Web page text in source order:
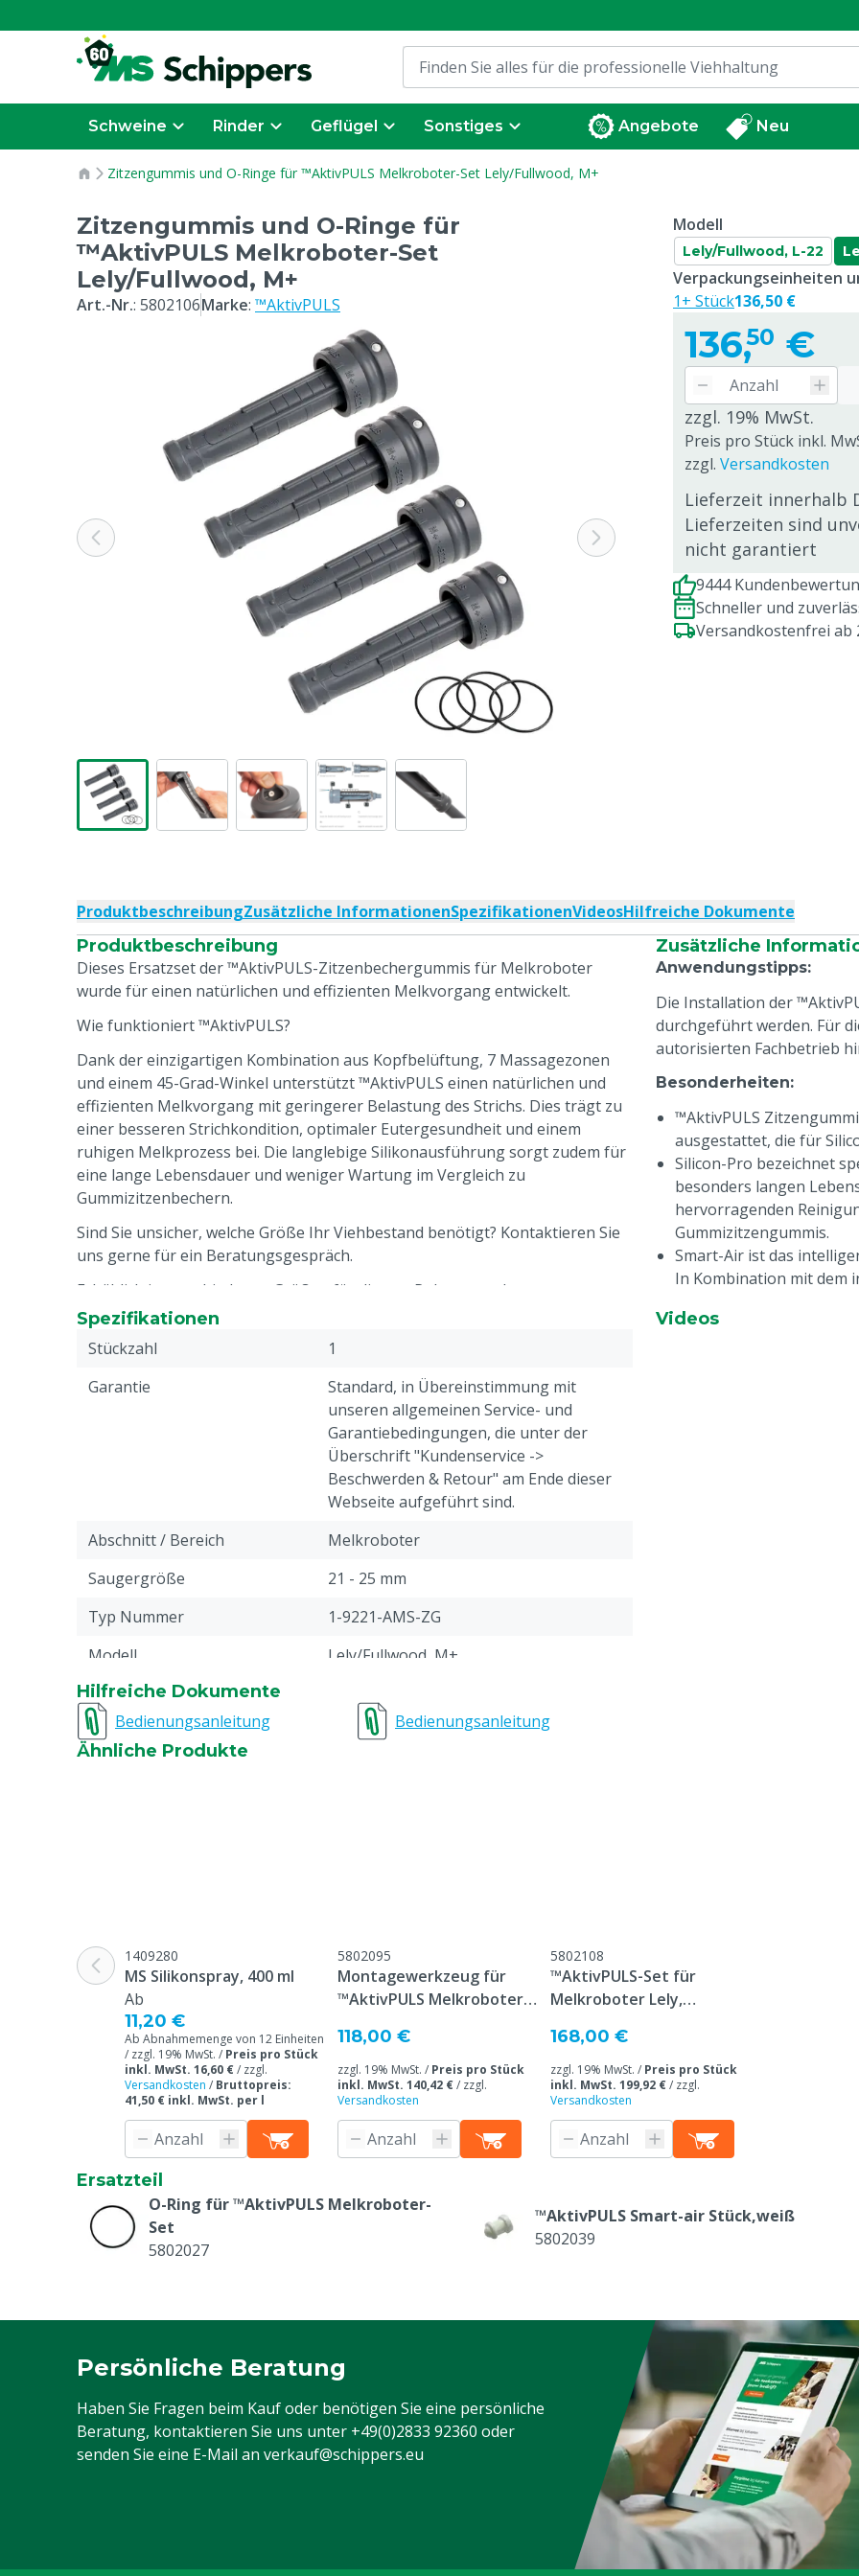
Schweine Rinder Geflügel Sonstiges Angebote Neu
Zitzengummis und O-Ringe für ™AktivPULS Melkroboter-Set Lely/Fullwood, M+
Zitzengummis und O-Ringe für
™AktivPULS Melkroboter-Set
Lely/Fullwood, M+
Art.-Nr.: 5802106Marke: ™AktivPULS
Modell
Lely/Fullwood, L-22
136,50 €
zzgl. 19% MwSt.
Preis pro Stück inkl.
zzgl. Versandkosten
Lieferzeit innerhalb
Lieferzeiten sind
nicht garantiert
Verpackungseinheiten
1+ Stück136,50 €
9444
Schneller und
Versandkostenfrei ab
ProduktbeschreibungZusätzliche InformationenSpezifikationenVideosHilfreiche Dokumente
Produktbeschreibung
Dieses Ersatzset der ™AktivPULS-Zitzenbechergummis für Melkroboter
wurde für einen natürlichen und effizienten Melkvorgang entwickelt.
Wie funktioniert ™AktivPULS?
Dank der einzigartigen Kombination aus Kopfbelüftung, 7 Massagezonen
und einem 45-Grad-Winkel unterstützt ™AktivPULS einen natürlichen und
effizienten Melkvorgang mit geringerer Belastung des Strichs. Dies trägt zu
einer besseren Strichkondition, optimaler Eutergesundheit und einem
ruhigen Melkprozess bei. Die langlebige Silikonausführung sorgt zudem für
eine lange Lebensdauer und weniger Wartung im Vergleich zu
Gummizitzenbechern.
Sind Sie unsicher, welche Größe Ihr Viehbestand benötigt? Kontaktieren Sie
uns gerne für ein Beratungsgespräch.
Erhältlich in verschiedenen Größen für diverse Robotermarken.
Weniger Stress, mehr Milch
Schneller und vor allem besser ausgemolken
Gesunde, gut durchblutete, weiche und trockene Zitzen
Effektive und natürliche Massage
Wartungsarm, lange Lebensdauer
Zusätzliche
Anwendungstipps:
Die Installation der
durchgeführt werden. Für
autorisierten Fachbetrieb
Besonderheiten:
™AktivPULS
ausgestattet, die für
Silicon-Pro bezeichnet
besonders langen
hervorragenden
Gummizitzengummis.
Smart-Air ist das
In Kombination mit dem
außen ins Innere
Spezifikationen
Stückzahl
1
Garantie
Standard, in Übereinstimmung mit
unseren allgemeinen Service- und
Garantiebedingungen, die unter der
Überschrift "Kundenservice ->
Beschwerden & Retour" am Ende dieser
Webseite aufgeführt sind.
Abschnitt / Bereich
Melkroboter
Saugergröße
21 - 25 mm
Typ Nummer
1-9221-AMS-ZG
Modell
Lely/Fullwood, M+
Videos
Hilfreiche Dokumente
Bedienungsanleitung
Bedienungsanleitung
Ähnliche Produkte
1409280
MS Silikonspray, 400 ml
Ab
11,20 €
Ab Abnahmemenge von 12 Einheiten
/ zzgl. 19% MwSt. / Preis pro Stück
inkl. MwSt. 16,60 €/ zzgl.
Versandkosten / Bruttopreis:
41,50 € inkl. MwSt. per l
5802095
Montagewerkzeug für
™AktivPULS Melkroboter-
118,00 €
zzgl. 19% MwSt. / Preis pro Stück
inkl. MwSt. 140,42 €/ zzgl.
Versandkosten
5802108
™AktivPULS-Set für
Melkroboter Lely,
168,00 €
zzgl. 19% MwSt. / Preis pro Stück
inkl. MwSt. 199,92 €/ zzgl.
Versandkosten
Ersatzteil
O-Ring für ™AktivPULS Melkroboter-
Set
5802027
™AktivPULS Smart-air Stück,weiß
5802039
Persönliche Beratung
Haben Sie Fragen beim Kauf oder benötigen Sie eine persönliche
Beratung, kontaktieren Sie uns unter +49(0)2833 92360 oder
senden Sie eine E-Mail an verkauf@schippers.eu